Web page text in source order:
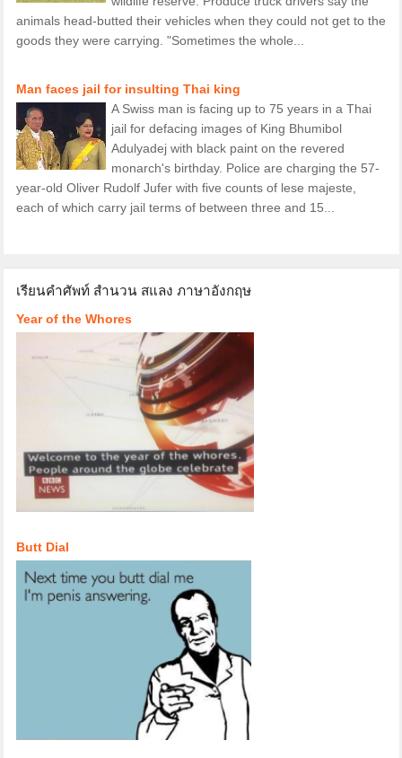
animals head-butted their vehicles when they could not get to the
goods they were carrying. "Sometimes the whole...
Man faces jail for insulting Thai king
A Swiss man is facing up to 75 years in a Thai
jail for defacing images of King Bhumibol
Adulyadej with black paint on the revered
monarch's birthday. Police are charging the 57-
year-old Oliver Rudolf Jufer with five counts of lese majeste,
each of which carry jail terms of between three and 15...
เรียนคำศัพท์ สำนวน สแลง ภาษาอังกฤษ
Year of the Whores
Butt Dial